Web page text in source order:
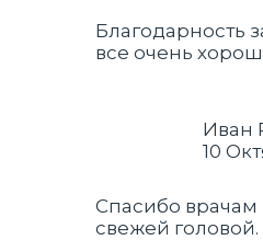
Благодарность
все очень
Иван
10
Спасибо врачам
свежей